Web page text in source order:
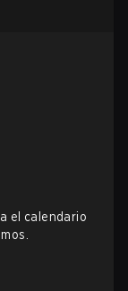
el calendario